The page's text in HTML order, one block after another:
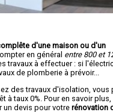
d'une maison ou d'un
en général entre 800 et
travaux à effectuer : si
de plomberie à prévoir...
des travaux d'isolation, vous
à taux 0%. Pour en savoir
un devis pour votre rénovation